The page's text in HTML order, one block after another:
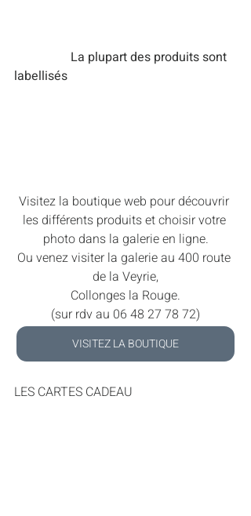
La plupart des produits sont
labellisés
Visitez la boutique web pour découvrir
les différents produits et choisir votre
photo dans la galerie en ligne.
Ou venez visiter la galerie au 400 route
de la Veyrie,
Collonges la Rouge.
(sur rdv au 06 48 27 78 72)
VISITEZ LA BOUTIQUE
LES CARTES CADEAU